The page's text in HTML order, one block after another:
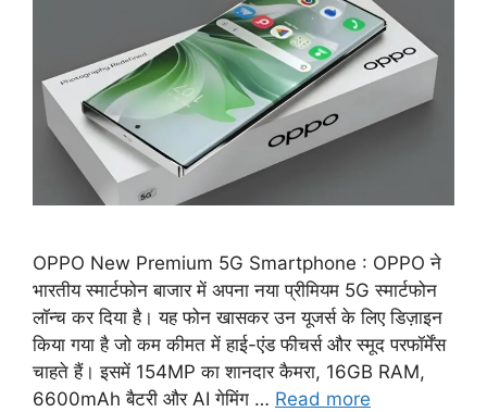
OPPO New Premium 5G Smartphone : OPPO ने
भारतीय स्मार्टफोन बाजार में अपना नया प्रीमियम 5G स्मार्टफोन
लॉन्च कर दिया है। यह फोन खासकर उन यूजर्स के लिए डिज़ाइन
किया गया है जो कम कीमत में हाई-एंड फीचर्स और स्मूद परफॉर्मेंस
चाहते हैं। इसमें 154MP का शानदार कैमरा, 16GB RAM,
6600mAh बैटरी और AI गेमिंग … Read more